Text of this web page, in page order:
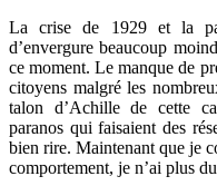
La crise de 1929 et la
d’envergure beaucoup
ce moment. Le manque de
citoyens malgré les
talon d’Achille de cette
paranos qui faisaient des
bien rire. Maintenant que je
comportement, je n’ai plus